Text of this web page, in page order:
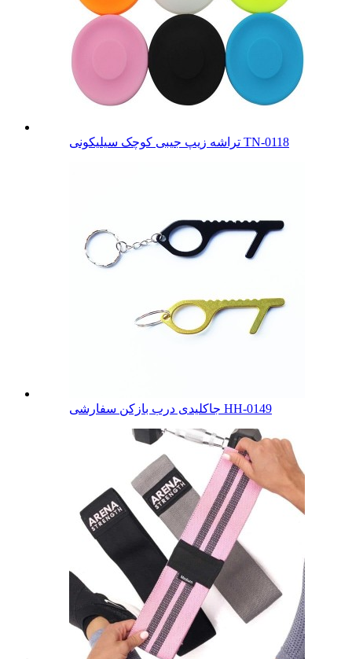
تراشه زیپ جیبی کوچک سیلیکونی TN-0118
جاکلیدی درب بازکن سفارشی HH-0149